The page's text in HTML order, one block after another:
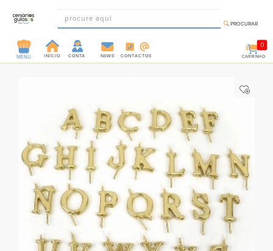
FORMAS
UTENSÍLIOS
DECORAÇÃO
DESCARTÁVEIS
FESTA
PROCURAR
MENU INÍCIO CONTA NEWS CONTACTOS
0
CARRINHO